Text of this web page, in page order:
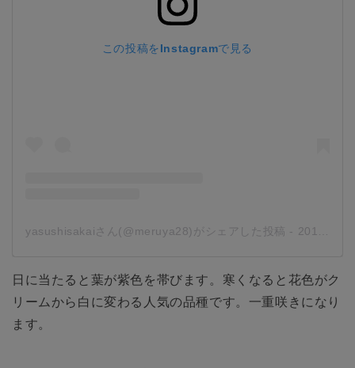
この投稿をInstagramで見る
yasushisakaiさん(@meruya28)がシェアした投稿 - 2018年 3月月2日午前1時59分PST
日に当たると葉が紫色を帯びます。寒くなると花色がク
リームから白に変わる人気の品種です。一重咲きになり
ます。